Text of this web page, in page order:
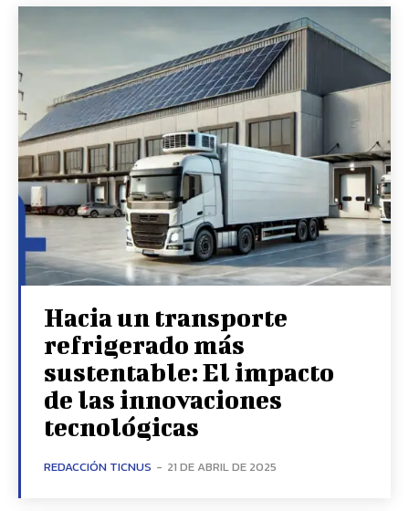
Hacia un transporte
refrigerado más
sustentable: El impacto
de las innovaciones
tecnológicas
REDACCIÓN TICNUS - 21 DE ABRIL DE 2025